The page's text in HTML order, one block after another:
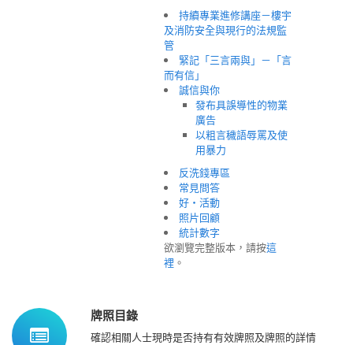
持續專業進修講座－樓宇
及消防安全與現行的法規監
管
緊記「三言兩與」－「言
而有信」
誠信與你
發布具誤導性的物業
廣告
以粗言穢語辱罵及使
用暴力
反洗錢專區
常見問答
好‧活動
照片回顧
統計數字
欲瀏覽完整版本，請按這
裡 。
牌照目錄
確認相關人士現時是否持有有效牌照及牌照的詳情